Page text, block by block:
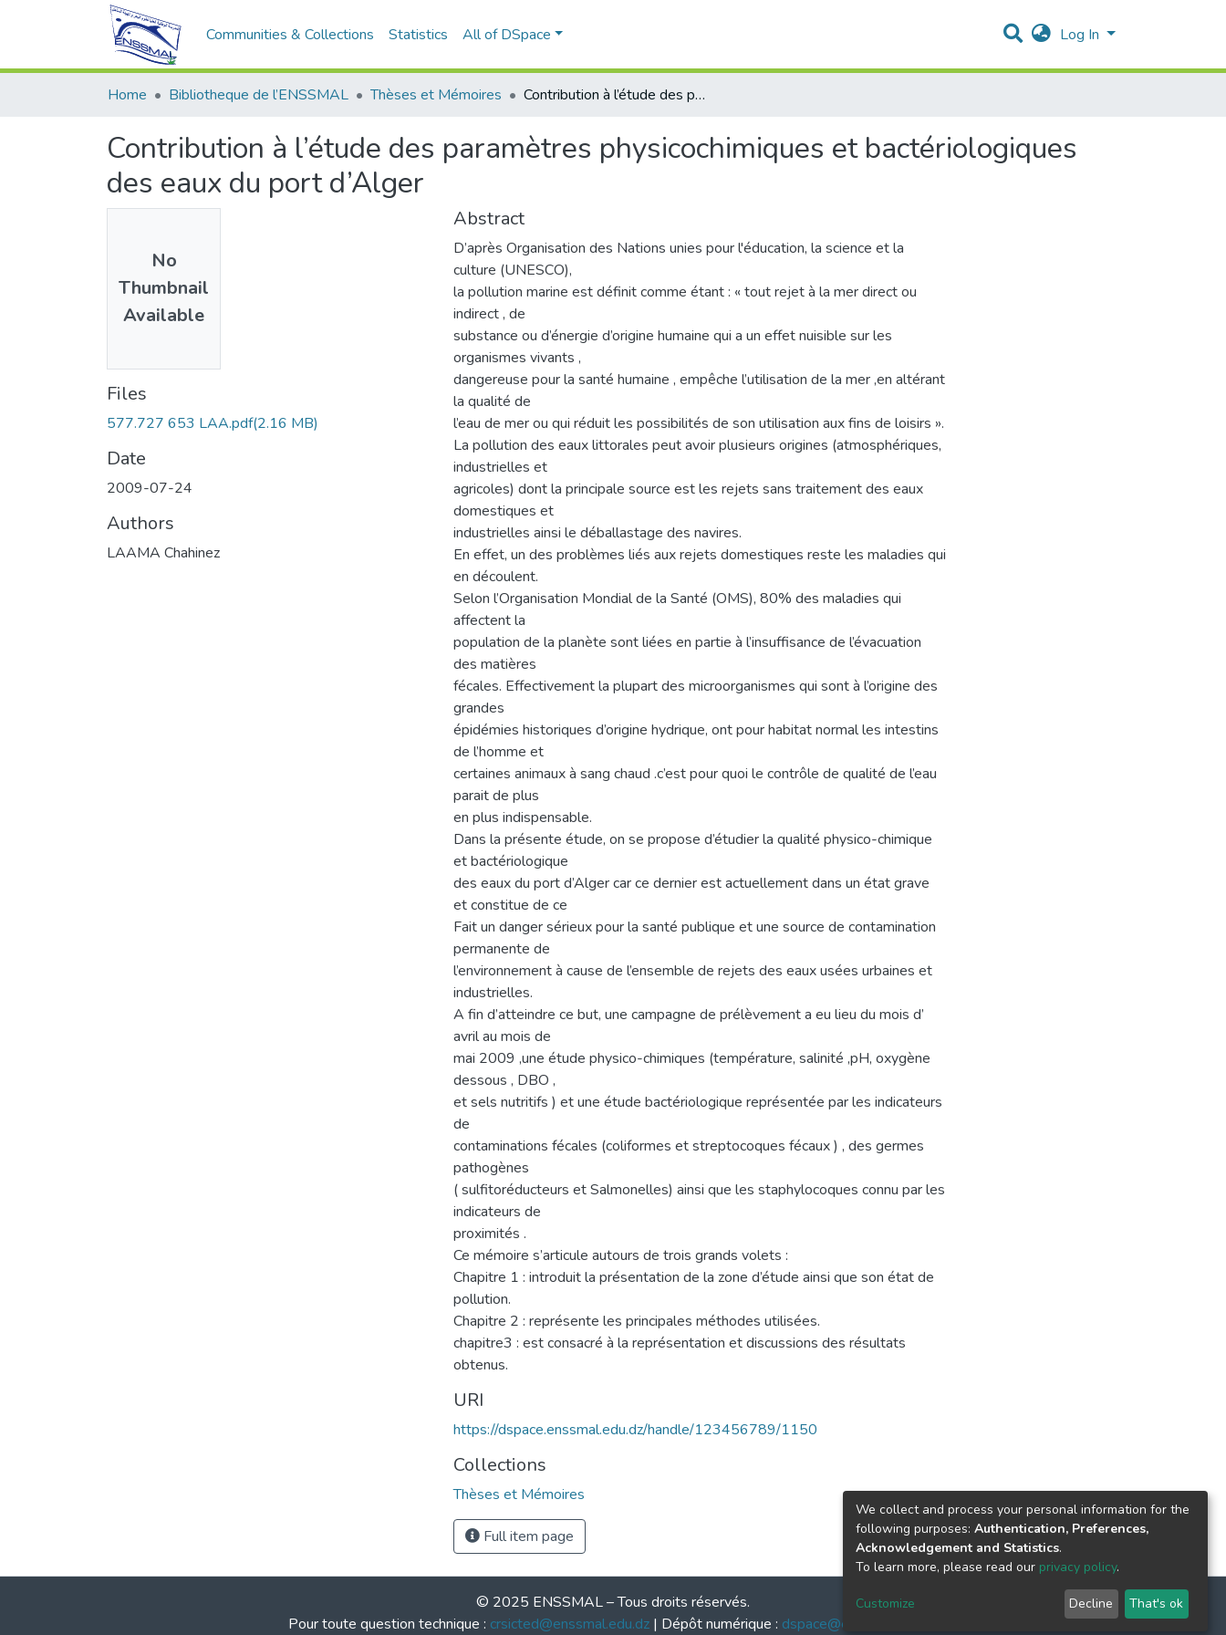
Communities & Collections Statistics All of DSpace Log In
Home Bibliotheque de l’ENSSMAL Thèses et Mémoires Contribution à l’étude des paramètres physicochimiques et bactériologiques des eaux du port d’Alger
Contribution à l’étude des paramètres physicochimiques et bactériologiques
des eaux du port d’Alger
No
Thumbnail
Available
Files
577.727 653 LAA.pdf(2.16 MB)
Date
2009-07-24
Authors
LAAMA Chahinez
Abstract
D’après Organisation des Nations unies pour l'éducation, la science et la
culture (UNESCO),
la pollution marine est définit comme étant : « tout rejet à la mer direct ou
indirect , de
substance ou d’énergie d’origine humaine qui a un effet nuisible sur les
organismes vivants ,
dangereuse pour la santé humaine , empêche l’utilisation de la mer ,en altérant
la qualité de
l’eau de mer ou qui réduit les possibilités de son utilisation aux fins de loisirs ».
La pollution des eaux littorales peut avoir plusieurs origines (atmosphériques,
industrielles et
agricoles) dont la principale source est les rejets sans traitement des eaux
domestiques et
industrielles ainsi le déballastage des navires.
En effet, un des problèmes liés aux rejets domestiques reste les maladies qui
en découlent.
Selon l’Organisation Mondial de la Santé (OMS), 80% des maladies qui
affectent la
population de la planète sont liées en partie à l’insuffisance de l’évacuation
des matières
fécales. Effectivement la plupart des microorganismes qui sont à l’origine des
grandes
épidémies historiques d’origine hydrique, ont pour habitat normal les intestins
de l’homme et
certaines animaux à sang chaud .c’est pour quoi le contrôle de qualité de l’eau
parait de plus
en plus indispensable.
Dans la présente étude, on se propose d’étudier la qualité physico-chimique
et bactériologique
des eaux du port d’Alger car ce dernier est actuellement dans un état grave
et constitue de ce
Fait un danger sérieux pour la santé publique et une source de contamination
permanente de
l’environnement à cause de l’ensemble de rejets des eaux usées urbaines et
industrielles.
A fin d’atteindre ce but, une campagne de prélèvement a eu lieu du mois d’
avril au mois de
mai 2009 ,une étude physico-chimiques (température, salinité ,pH, oxygène
dessous , DBO ,
et sels nutritifs ) et une étude bactériologique représentée par les indicateurs
de
contaminations fécales (coliformes et streptocoques fécaux ) , des germes
pathogènes
( sulfitoréducteurs et Salmonelles) ainsi que les staphylocoques connu par les
indicateurs de
proximités .
Ce mémoire s’articule autours de trois grands volets :
Chapitre 1 : introduit la présentation de la zone d’étude ainsi que son état de
pollution.
Chapitre 2 : représente les principales méthodes utilisées.
chapitre3 : est consacré à la représentation et discussions des résultats
obtenus.
URI
https://dspace.enssmal.edu.dz/handle/123456789/1150
Collections
Thèses et Mémoires
Full item page
© 2025 ENSSMAL – Tous droits réservés.
Pour toute question technique : crsicted@enssmal.edu.dz | Dépôt numérique : dspace@enssmal.edu.dz
We collect and process your personal information for the
following purposes: Authentication, Preferences,
Acknowledgement and Statistics.
To learn more, please read our privacy policy.
Customize Decline That's ok